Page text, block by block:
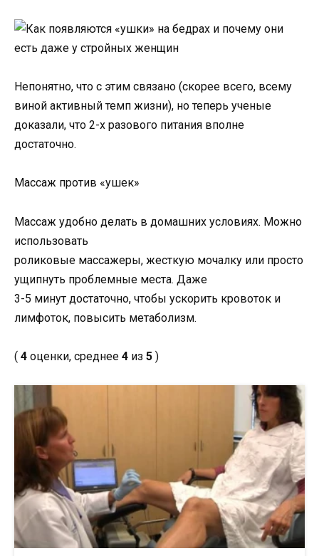
Непонятно, что с этим связано (скорее всего, всему
виной активный темп жизни), но теперь ученые
доказали, что 2-х разового питания вполне
достаточно.
Массаж против «ушек»
Массаж удобно делать в домашних условиях. Можно
использовать
роликовые массажеры, жесткую мочалку или просто
ущипнуть проблемные места. Даже
3-5 минут достаточно, чтобы ускорить кровоток и
лимфоток, повысить метаболизм.
( 4 оценки, среднее 4 из 5 )